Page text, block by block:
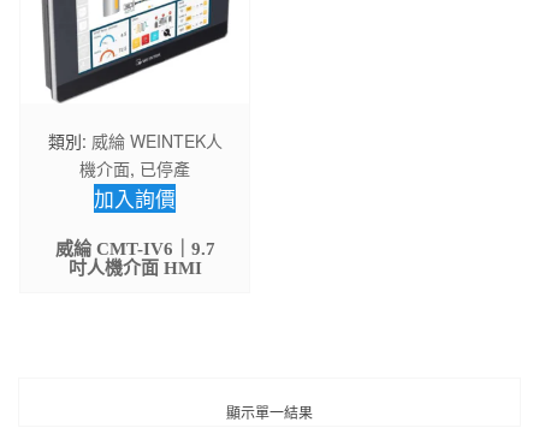
類別: 威綸 WEINTEK人
機介面, 已停產
加入詢價
威綸 CMT-IV6｜9.7
吋人機介面 HMI
顯示單一結果